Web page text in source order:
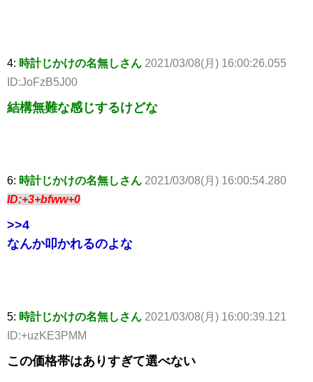
4: 時計じかけの名無しさん 2021/03/08(月) 16:00:26.055
ID:JoFzB5J00
結構無難な感じするけどな
6: 時計じかけの名無しさん 2021/03/08(月) 16:00:54.280
ID:+3+bfww+0
>>4
なんか叩かれるのよな
5: 時計じかけの名無しさん 2021/03/08(月) 16:00:39.121
ID:+uzKE3PMM
この価格帯はありすぎて選べない